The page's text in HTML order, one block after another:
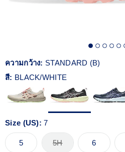
ความกว้าง: STANDARD (B)
สี: BLACK/WHITE
Size (US):7
5 5H 6